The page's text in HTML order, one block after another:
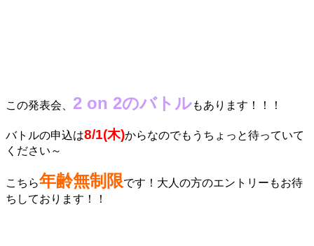
この発表会、 2 on 2のバトルもあります！！！
バトルの申込は8/1(木)からなのでもうちょっと待っていて
ください～
こちら年齢無制限です！大人の方のエントリーもお待
ちしております！！